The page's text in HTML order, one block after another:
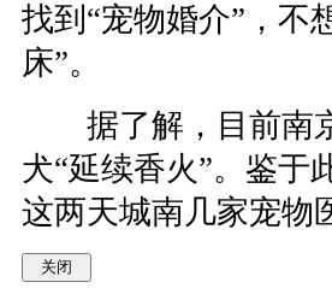
找到“宠物婚介”，不
床”。
据了解，目前南京
犬“延续香火”。鉴于
这两天城南几家宠物